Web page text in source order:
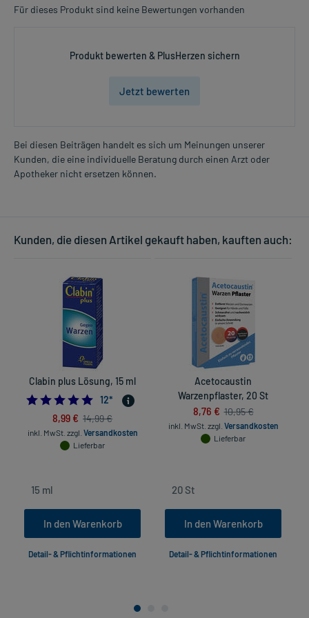
Für dieses Produkt sind keine Bewertungen vorhanden
Produkt bewerten & PlusHerzen sichern
Jetzt bewerten
Bei diesen Beiträgen handelt es sich um Meinungen unserer
Kunden, die eine individuelle Beratung durch einen Arzt oder
Apotheker nicht ersetzen können.
Kunden, die diesen Artikel gekauft haben, kauften auch:
Clabin plus Lösung, 15 ml
4.833333333333333
12*
8,99 € 14,99 €
inkl. MwSt. zzgl. Versandkosten
Lieferbar
In den Warenkorb
Detail- & Pflichtinformationen
Acetocaustin
Warzenpflaster, 20 St
8,76 € 10,95 €
inkl. MwSt. zzgl. Versandkosten
Lieferbar
In den Warenkorb
Detail- & Pflichtinformationen